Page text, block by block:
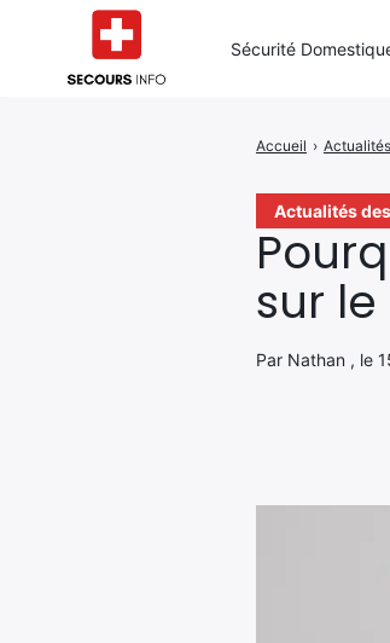
Actualités
sur
Par Nathan , le
Accueil ›
Sécurité